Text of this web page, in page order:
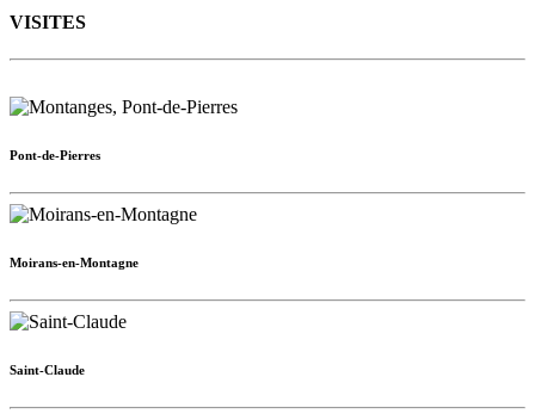
VISITES
Pont-de-Pierres
Moirans-en-Montagne
Saint-Claude